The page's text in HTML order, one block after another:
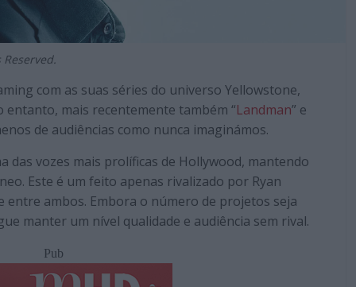
com as suas séries do universo Yellowstone,
entanto, mais recentemente também “Landman” e
de audiências como nunca imaginámos.
das vozes mais prolíficas de Hollywood, mantendo
Este é um feito apenas rivalizado por Ryan
entre ambos. Embora o número de projetos seja
manter um nível qualidade e audiência sem rival.
Pub